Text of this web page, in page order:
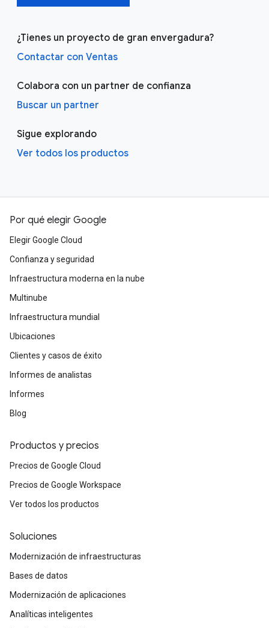
¿Tienes un proyecto de gran envergadura?
Contactar con Ventas
Colabora con un partner de confianza
Buscar un partner
Sigue explorando
Ver todos los productos
Por qué elegir Google
Elegir Google Cloud
Confianza y seguridad
Infraestructura moderna en la nube
Multinube
Infraestructura mundial
Ubicaciones
Clientes y casos de éxito
Informes de analistas
Informes
Blog
Productos y precios
Precios de Google Cloud
Precios de Google Workspace
Ver todos los productos
Soluciones
Modernización de infraestructuras
Bases de datos
Modernización de aplicaciones
Analíticas inteligentes